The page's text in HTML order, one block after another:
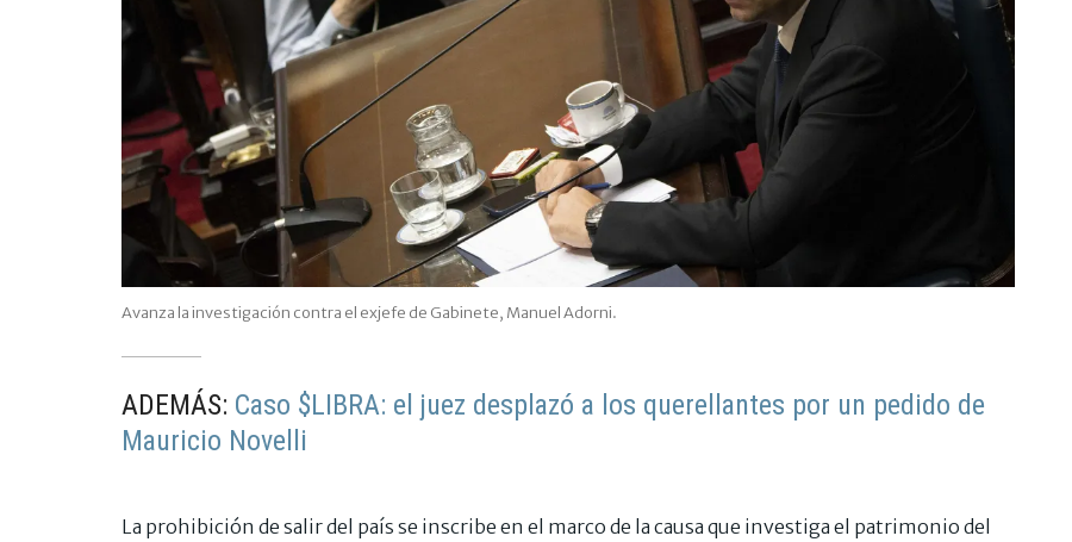
Avanza la investigación contra el exjefe de Gabinete, Manuel Adorni.
ADEMÁS: Caso $LIBRA: el juez desplazó a los querellantes por un pedido de
Mauricio Novelli
La prohibición de salir del país se inscribe en el marco de la causa que investiga el patrimonio del